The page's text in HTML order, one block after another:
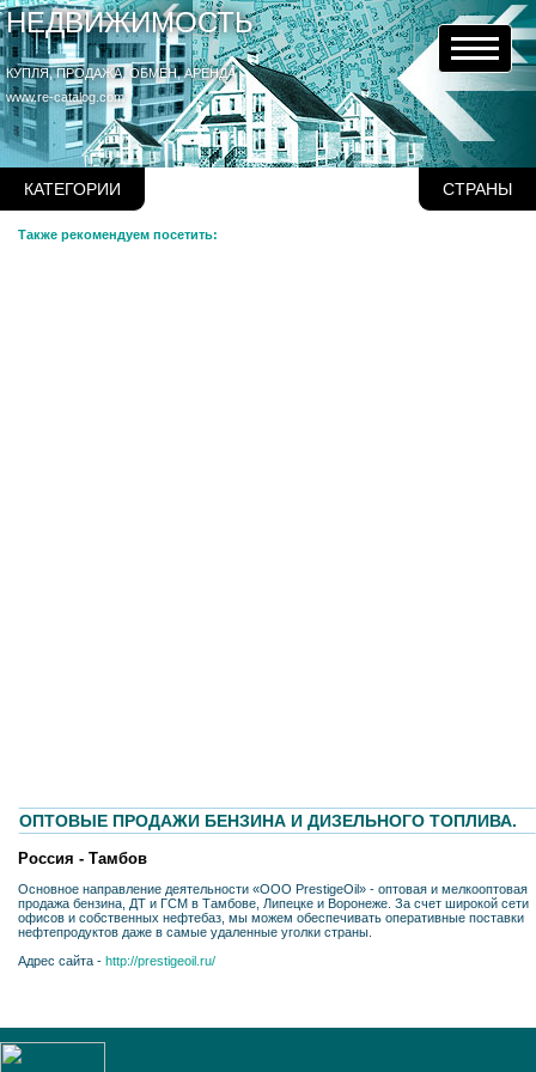
НЕДВИЖИМОСТЬ
КУПЛЯ, ПРОДАЖА, ОБМЕН, АРЕНДА
www.re-catalog.com
КАТЕГОРИИ СТРАНЫ
Также рекомендуем посетить:
ОПТОВЫЕ ПРОДАЖИ БЕНЗИНА И ДИЗЕЛЬНОГО ТОПЛИВА.
Россия - Тамбов
Основное направление деятельности «ООО PrestigeOil» - оптовая и мелкооптовая
продажа бензина, ДТ и ГСМ в Тамбове, Липецке и Воронеже. За счет широкой сети
офисов и собственных нефтебаз, мы можем обеспечивать оперативные поставки
нефтепродуктов даже в самые удаленные уголки страны.
Адрес сайта - http://prestigeoil.ru/